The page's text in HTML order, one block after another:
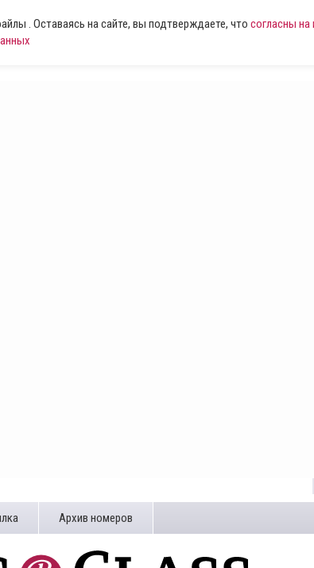
. Оставаясь на сайте, вы подтверждаете, что согласны на
Архив номеров